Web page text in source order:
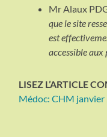
Mr Alaux
que le site
est
accessible aux
LISEZ L’ARTICLE
Médoc: CHM janvier